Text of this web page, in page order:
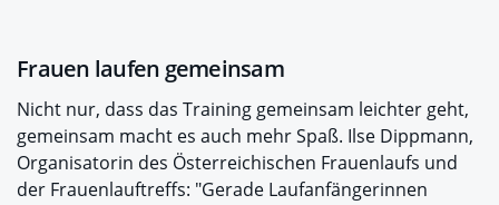
Frauen laufen gemeinsam
Nicht nur, dass das Training gemeinsam leichter geht,
gemeinsam macht es auch mehr Spaß. Ilse Dippmann,
Organisatorin des Österreichischen Frauenlaufs und
der Frauenlauftreffs: "Gerade Laufanfängerinnen